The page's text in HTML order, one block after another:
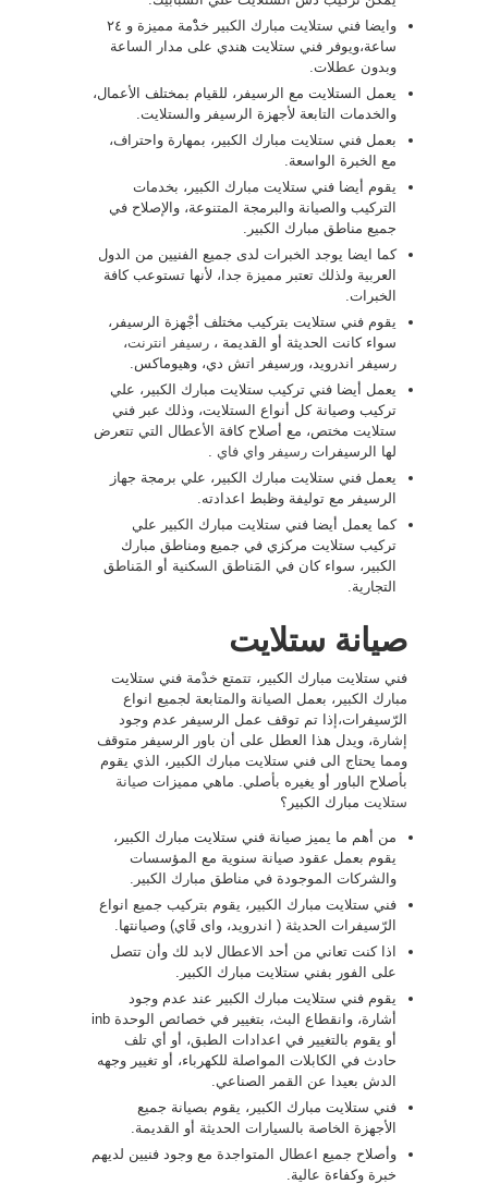
وايضا فني ستلايت مبارك الكبير خدْْمة مميزة و ٢٤
ساعة،ويوفر فني ستلايت هندي على مدار الساعة
وبدون عطلات.
يعمل الستلايت مع الرسيفر، للقيام بمختلف الأعمال،
والخدمات التابعة لأجهزة الرسيفر والستلايت.
بعمل فني ستلايت مبارك الكبير، بمهارة واحتراف،
مع الخبرة الواسعة.
يقوم أيضا فني ستلايت مبارك الكبير، بخدمات
التركيب والصيانة والبرمجة المتنوعة، والإصلاح في
جميع مناطق مبارك الكبير.
كما ايضا يوجد الخبرات لدى جميع الفنيين من الدول
العربية ولذلك تعتبر مميزة جدا، لأنها تستوعب كافة
الخبرات.
يقوم فني ستلايت بتركيب مختلف أجْهزة الرسيفر،
سواء كانت الحديثة أو القديمة ، رسيفر انترنت،
رسيفر اندرويد، ورسيفر اتش دي، وهيوماكس.
يعمل أيضا فني تركيب ستلايت مبارك الكبير، علي
تركيب وصيانة كل أنواع الستلايت، وذلك عبر فني
ستلايت مختص، مع أصلاح كافة الأعطال التي تتعرض
لها الرسيفرات رسيفر واي فاي
يعمل فني ستلايت مبارك الكبير، علي برمجة جهاز
الرسيفر مع توليفة وظبط اعدادته.
كما يعمل أيضا فني ستلايت مبارك الكبير علي
تركيب ستلايت مركزي في جميع ومناطق مبارك
الكبير، سواء كان في المَناطق السكنية أو المَناطق
التجارية.
صيانة ستلايت
فني ستلايت مبارك الكبير، تتمتع خدْمة فني ستلايت
مبارك الكبير، بعمل الصيانة والمتابعة لجميع انواع
الرّسيفرات،إذا تم توقف عمل الرسيفر عدم وجود
إشارة، ويدل هذا العطل على أن باور الرسيفر متوقف
ومما يحتاج الى فني ستلايت مبارك الكبير، الذي يقوم
بأصلاح الباور أو يغيره بأصلي. ماهي مميزات صيانة
ستلايت مبارك الكبير؟
من أهم ما يميز صيانة فني ستلايت مبارك الكبير،
يقوم بعمل عقود صيانة سنوية مع المؤسسات
والشركات الموجودة في مناطق مبارك الكبير.
فني ستلايت مبارك الكبير، يقوم بتركيب جميع انواع
الرّسيفرات الحديثة ( اندرويد، واى فَاي) وصيانتها.
اذا كنت تعاني من أحد الاعطال لابد لك وأن تتصل
على الفور بفني ستلايت مبارك الكبير.
يقوم فني ستلايت مبارك الكبير عند عدم وجود
أشارة، وانقطاع البث، بتغيير في خصائص الوحدة inb
أو يقوم بالتغيير في اعدادات الطبق، أو أي تلف
حادث في الكابلات المواصلة للكهرباء، أو تغيير وجهه
الدش بعيدا عن القمر الصناعي.
فني ستلايت مبارك الكبير، يقوم بصيانة جميع
الأجهزة الخاصة بالسيارات الحديثة أو القديمة.
وأصلاح جميع اعطال المتواجدة مع وجود فنيين لديهم
خبرة وكفاءة عالية.